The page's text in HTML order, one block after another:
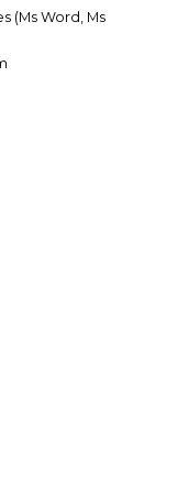
(Ms Word, Ms